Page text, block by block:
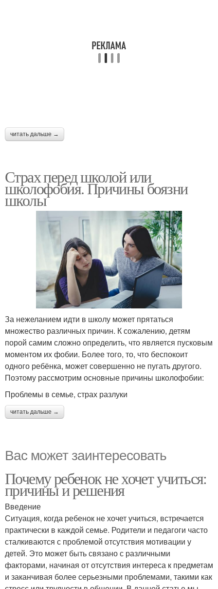
читать дальше →
Страх перед школой или
школофобия. Причины боязни
школы
За нежеланием идти в школу может прятаться
множество различных причин. К сожалению, детям
порой самим сложно определить, что является пусковым
моментом их фобии. Более того, то, что беспокоит
одного ребёнка, может совершенно не пугать другого.
Поэтому рассмотрим основные причины школофобии:
Проблемы в семье, страх разлуки
читать дальше →
Вас может заинтересовать
Почему ребенок не хочет учиться:
причины и решения
Введение
Ситуация, когда ребенок не хочет учиться, встречается
практически в каждой семье. Родители и педагоги часто
сталкиваются с проблемой отсутствия мотивации у
детей. Это может быть связано с различными
факторами, начиная от отсутствия интереса к предметам
и заканчивая более серьезными проблемами, такими как